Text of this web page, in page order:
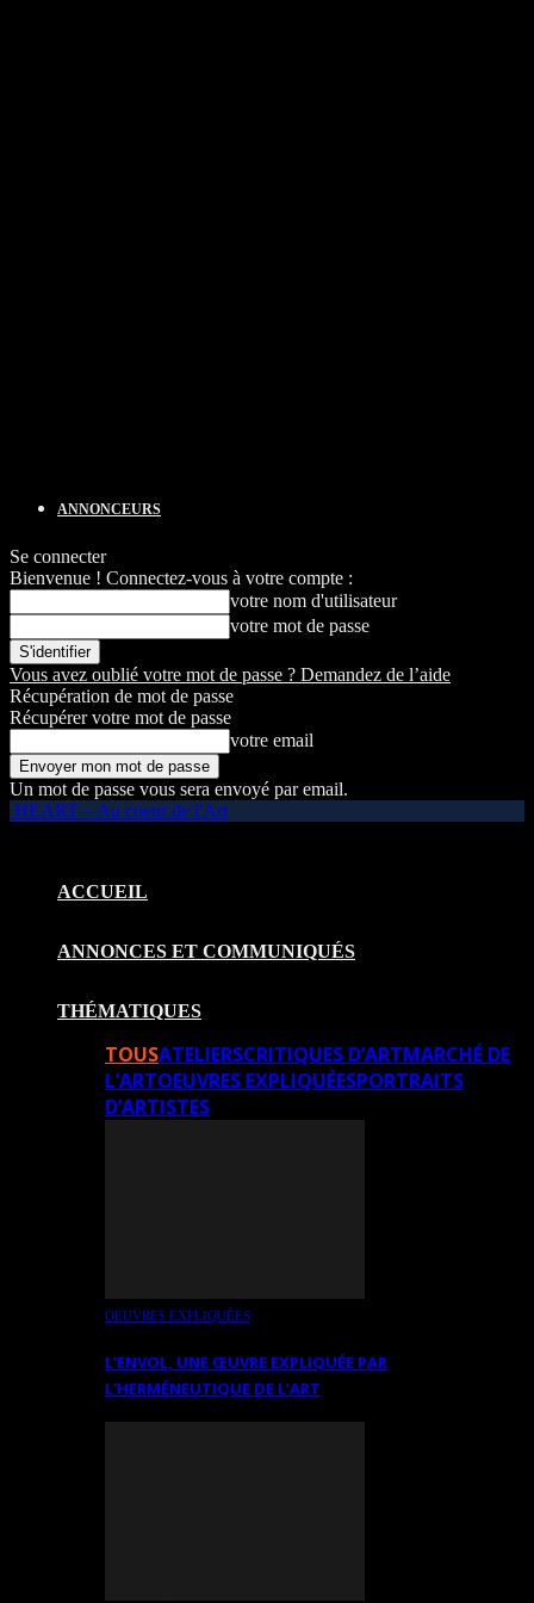
ANNONCEURS
Se connecter
Bienvenue ! Connectez-vous à votre compte :
votre nom d'utilisateur
votre mot de passe
Vous avez oublié votre mot de passe ? Demandez de l’aide
Récupération de mot de passe
Récupérer votre mot de passe
votre email
Un mot de passe vous sera envoyé par email.
HEART – Au coeur de l'Art
ACCUEIL
ANNONCES ET COMMUNIQUÉS
THÉMATIQUES
TOUSATELIERSCRITIQUES D’ARTMARCHÉ DE
L’ARTOEUVRES EXPLIQUÉESPORTRAITS
D’ARTISTES
OEUVRES EXPLIQUÉES
L’ENVOL, UNE ŒUVRE EXPLIQUÉE PAR
L’HERMÉNEUTIQUE DE L’ART